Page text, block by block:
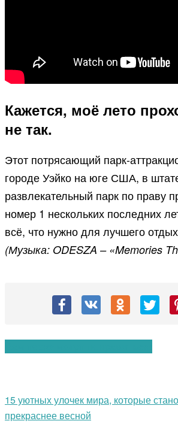
Кажется, моё лето
не так.
Этот потрясающий парк-
городе Уэйко на юге США, в
развлекательный парк по праву
номер 1 нескольких последних
всё, что нужно для лучшего
(Музыка: ODESZA – «Memories
15 уютных улочек мира, которые
прекраснее весной